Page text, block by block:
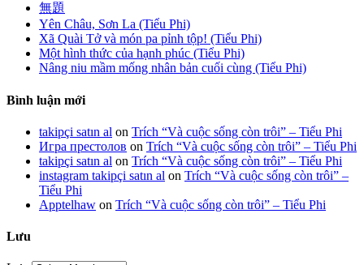
無題
Yên Châu, Sơn La (Tiểu Phi)
Xã Quài Tở và món pa pỉnh tộp! (Tiểu Phi)
Một hình thức của hạnh phúc (Tiểu Phi)
Nâng niu mầm mống nhân bản cuối cùng (Tiểu Phi)
Bình luận mới
takipçi satın al on Trích “Và cuộc sống còn trôi” – Tiểu Phi
Игра престолов on Trích “Và cuộc sống còn trôi” – Tiểu Phi
takipçi satın al on Trích “Và cuộc sống còn trôi” – Tiểu Phi
instagram takipçi satın al on Trích “Và cuộc sống còn trôi” –
Tiểu Phi
Apptelhaw on Trích “Và cuộc sống còn trôi” – Tiểu Phi
Lưu